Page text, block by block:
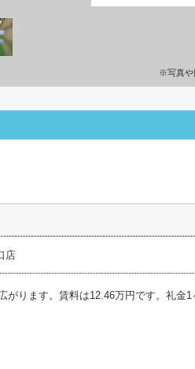
※写真や
店
がります。賃料は12.46万円です。礼金